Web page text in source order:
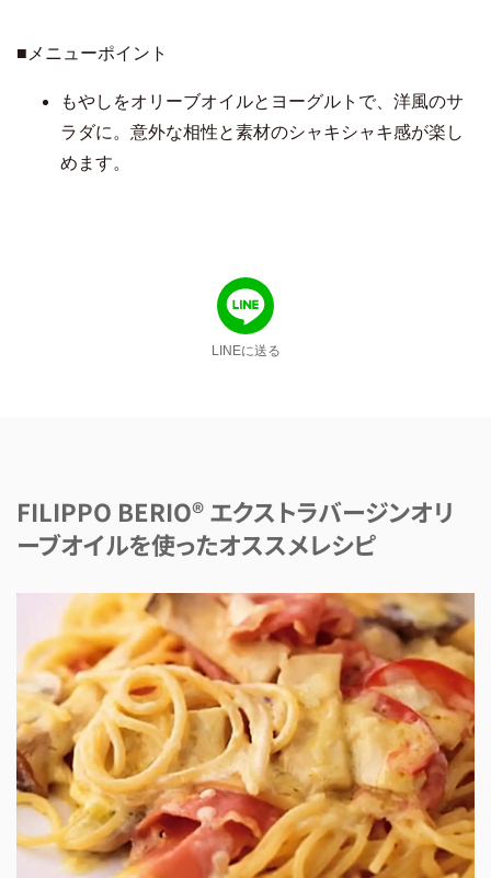
■メニューポイント
もやしをオリーブオイルとヨーグルトで、洋風のサ
ラダに。意外な相性と素材のシャキシャキ感が楽し
めます。
LINEに送る
FILIPPO BERIO® エクストラバージンオリ
ーブオイルを使ったオススメレシピ